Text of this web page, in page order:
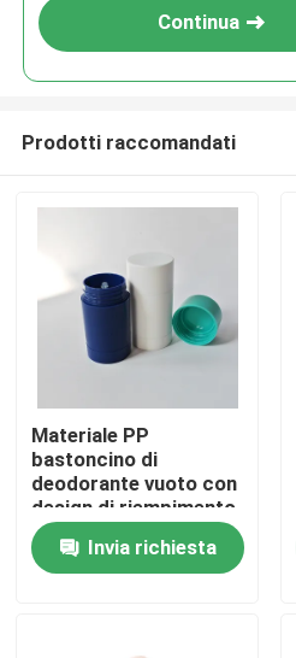
Casa
Prodotti
Continua
Prodotti raccomandati
Materiale PP
bastoncino di
deodorante vuoto con
design di riempimento
del fondo e taglia
approvata dalla TSA
Invia richiesta